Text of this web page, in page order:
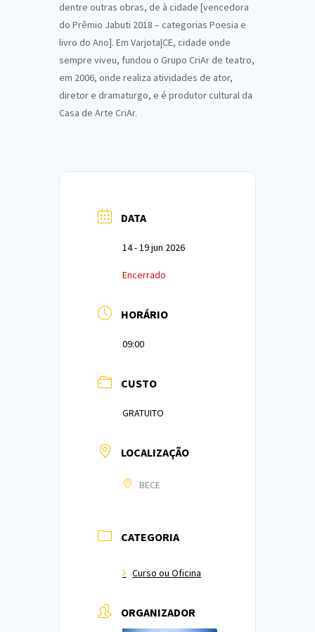
dentre outras obras, de à cidade [vencedora
do Prêmio Jabuti 2018 – categorias Poesia e
livro do Ano]. Em Varjota|CE, cidade onde
sempre viveu, fundou o Grupo CriAr de teatro,
em 2006, onde realiza atividades de ator,
diretor e dramaturgo, e é produtor cultural da
Casa de Arte CriAr.
DATA
14 - 19 jun 2026
Encerrado
HORÁRIO
09:00
CUSTO
GRATUITO
LOCALIZAÇÃO
BECE
CATEGORIA
Curso ou Oficina
ORGANIZADOR